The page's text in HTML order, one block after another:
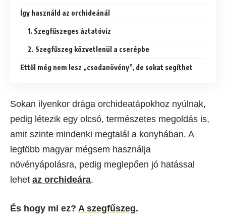
Így használd az orchideánál
1. Szegfűszeges áztatóvíz
2. Szegfűszeg közvetlenül a cserépbe
Ettől még nem lesz „csodanövény”, de sokat segíthet
Sokan ilyenkor drága orchideatápokhoz nyúlnak,
pedig létezik egy olcsó, természetes megoldás is,
amit szinte mindenki megtalál a konyhában. A
legtöbb magyar mégsem használja
növényápolásra, pedig meglepően jó hatással
lehet az orchideára.
És hogy mi ez? A szegfűszeg.